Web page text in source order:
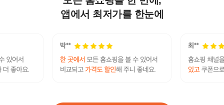
앱에서 최저가를 한눈에
99,000원
쿠모 여름 아쿠아 장마 캐주얼 숏 레인부츠 2cm